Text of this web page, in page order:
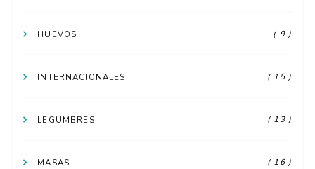
HUEVOS ( 9 )
INTERNACIONALES ( 15 )
LEGUMBRES ( 13 )
MASAS ( 16 )